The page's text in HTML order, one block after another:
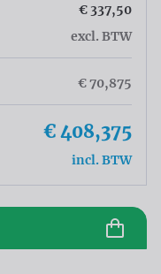
€ 337,50
excl. BTW
€ 70,875
€ 408,375
incl. BTW